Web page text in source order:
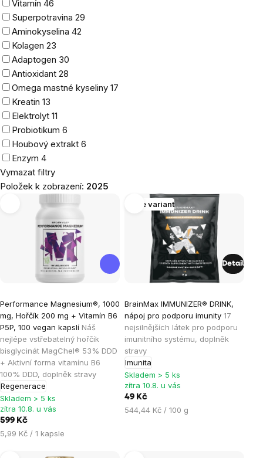
Vitamín 46
Superpotravina 29
Aminokyselina 42
Kolagen 23
Adaptogen 30
Antioxidant 28
Omega mastné kyseliny 17
Kreatin 13
Elektrolyt 11
Probiotikum 6
Houbový extrakt 6
Enzym 4
Vymazat filtry
Položek k zobrazení: 2025
produktů
Performance Magnesium®, 1000
mg, Hořčík 200 mg + Vitamín B6
P5P, 100 vegan kapslí Náš
nejlépe vstřebatelný hořčík
bisglycinát MagChel® 53% DDD
+ Aktivní forma vitamínu B6
100% DDD, doplněk stravy
Regenerace
hodnocení
produktu
je
4,9
z
5
hvězdiček.
Skladem > 5 ks
zítra 10.8. u vás
599 Kč
Měrná
5,99 Kč / 1 kapsle
Více variant
BrainMax IMMUNIZER® DRINK,
nápoj pro podporu imunity 17
nejsilnějších látek pro podporu
imunitního systému, doplněk
stravy
Imunita
hodnocení
produktu
je
4,2
z
5
hvězdiček.
Skladem > 5 ks
zítra 10.8. u vás
49 Kč
Měrná
544,44 Kč / 100 g
Detail